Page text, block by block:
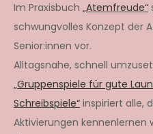
Im Praxisbuch „Atemfreude“
schwungvolles Konzept der
Senior:innen vor.
Alltagsnahe, schnell
„Gruppenspiele für gute
Schreibspiele“ inspiriert alle,
Aktivierungen kennenlernen